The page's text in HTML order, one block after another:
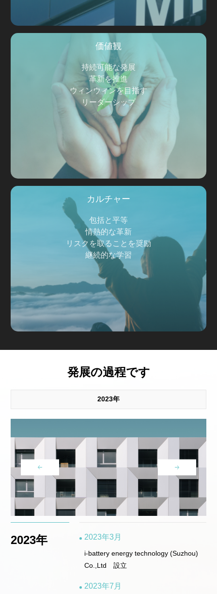
価値観
持続可能な発展
革新を推進
ウィンウィンを目指す
リーダーシップ
カルチャー
包括と平等
情熱的な革新
リスクを取ることを奨励
継続的な学習
発展の過程です
2023年
2023年 2023年3月
i-battery energy technology (Suzhou)
Co.,Ltd 設立
2023年7月